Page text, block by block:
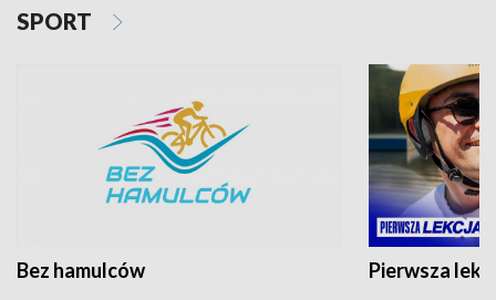
SPORT
Bez hamulców Pierwsza